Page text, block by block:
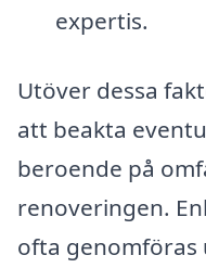
expertis.
Utöver dessa
att beakta
beroende på
renoveringen.
ofta genomföras